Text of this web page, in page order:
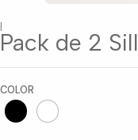
|
Pack de 2
COLOR